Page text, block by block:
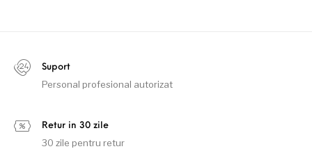
Suport
Personal profesional autorizat
Retur in 30 zile
30 zile pentru retur